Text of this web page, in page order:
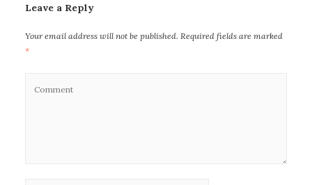
Leave a Reply
Your email address will not be published. Required fields are marked
*